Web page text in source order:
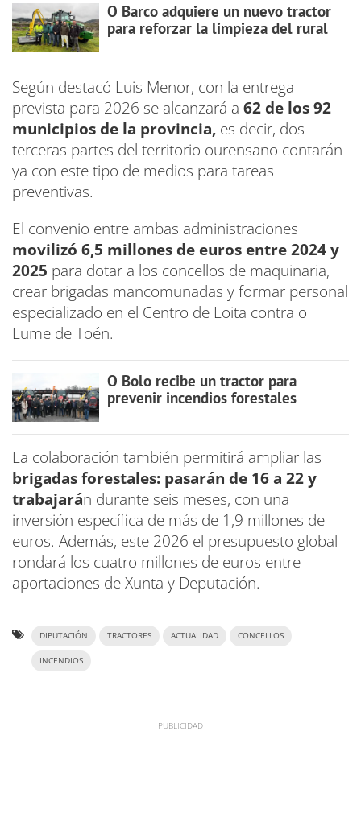
O Barco adquiere un nuevo tractor
para reforzar la limpieza del rural
Según destacó Luis Menor, con la entrega
prevista para 2026 se alcanzará a 62 de los 92
municipios de la provincia, es decir, dos
terceras partes del territorio ourensano contarán
ya con este tipo de medios para tareas
preventivas.
El convenio entre ambas administraciones
movilizó 6,5 millones de euros entre 2024 y
2025 para dotar a los concellos de maquinaria,
crear brigadas mancomunadas y formar personal
especializado en el Centro de Loita contra o
Lume de Toén.
O Bolo recibe un tractor para
prevenir incendios forestales
La colaboración también permitirá ampliar las
brigadas forestales: pasarán de 16 a 22 y
trabajarán durante seis meses, con una
inversión específica de más de 1,9 millones de
euros. Además, este 2026 el presupuesto global
rondará los cuatro millones de euros entre
aportaciones de Xunta y Deputación.
DIPUTACIÓN TRACTORES ACTUALIDAD CONCELLOS
INCENDIOS